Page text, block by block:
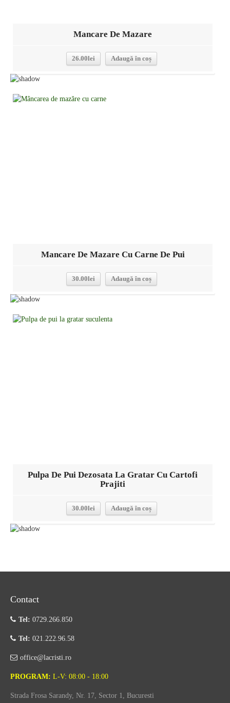
Mancare De Mazare
26.00lei Adaugă în coș
Mancare De Mazare Cu Carne De Pui
30.00lei Adaugă în coș
Pulpa De Pui Dezosata La Gratar Cu Cartofi
Prajiti
30.00lei Adaugă în coș
Contact
Tel: 0729.266.850
Tel: 021.222.96.58
office@lacristi.ro
PROGRAM: L-V: 08:00 - 18:00
Strada Frosa Sarandy, Nr. 17, Sector 1, Bucuresti